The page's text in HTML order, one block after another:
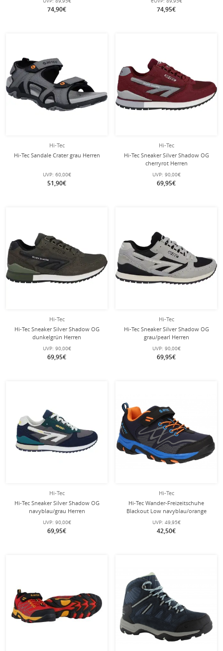
74,90€ 74,95€
Hi-Tec
Hi-Tec Sandale Crater grau Herren
UVP: 60,00€
51,90€
Hi-Tec
Hi-Tec Sneaker Silver Shadow OG
cherryrot Herren
UVP: 90,00€
69,95€
Hi-Tec
Hi-Tec Sneaker Silver Shadow OG
dunkelgrün Herren
UVP: 90,00€
69,95€
Hi-Tec
Hi-Tec Sneaker Silver Shadow OG
grau/pearl Herren
UVP: 90,00€
69,95€
Hi-Tec
Hi-Tec Sneaker Silver Shadow OG
navyblau/grau Herren
UVP: 90,00€
69,95€
Hi-Tec
Hi-Tec Wander-Freizeitschuhe
Blackout Low navyblau/orange
Kinder
UVP: 49,95€
42,50€